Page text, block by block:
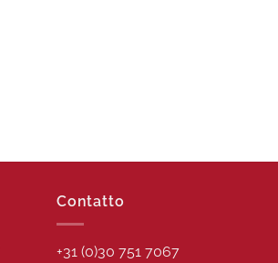
Contatto
+31 (0)30 751 7067